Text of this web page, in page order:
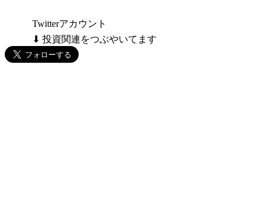
Twitterアカウント
⬇ 投資関連をつぶやいてます